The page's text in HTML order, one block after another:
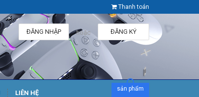
Thanh toán
ĐĂNG KÝ
hoặc
ĐĂNG NHẬP
LIÊN HỆ
sản phẩm